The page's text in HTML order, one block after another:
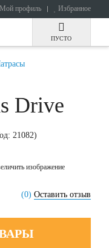
Мой профиль Избранное
ПУСТО
Drive
21082)
изображение
(0) Оставить отзыв